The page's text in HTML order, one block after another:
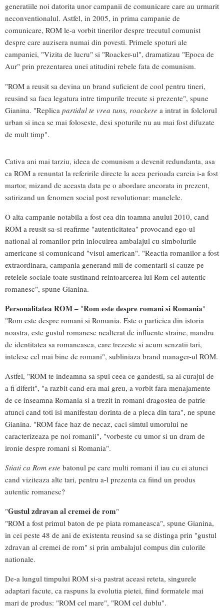
generatiile noi datorita unor campanii de comunicare care au urmarit
neconventionalul. Astfel, in 2005, in prima campanie de
comunicare, ROM le-a vorbit tinerilor despre trecutul comunist
despre care auzisera numai din povesti. Primele spoturi ale
campaniei, "Vizita de lucru" si "Roacker-ul", dramatizau "Epoca de
Aur" prin prezentarea unei atitudini rebele fata de comunism.
"ROM a reusit sa devina un brand suficient de cool pentru tineri,
reusind sa faca legatura intre timpurile trecute si prezente", spune
Gianina. "Replica partidul te vrea tuns, roackere a intrat in folclorul
urban si inca se mai foloseste, desi spoturile nu au mai fost difuzate
de mult timp".
Cativa ani mai tarziu, ideea de comunism a devenit redundanta, asa
ca ROM a renuntat la referirile directe la acea perioada careia i-a fost
martor, mizand de aceasta data pe o abordare ancorata in prezent,
satirizand un fenomen social post revolutionar: manelele.
O alta campanie notabila a fost cea din toamna anului 2010, cand
ROM a reusit sa-si reafirme "autenticitatea" provocand ego-ul
national al romanilor prin inlocuirea ambalajul cu simbolurile
americane si comunicand "visul american". "Reactia romanilor a fost
extraordinara, campania generand mii de comentarii si cauze pe
retelele sociale toate sustinand reintoarcerea lui Rom cel autentic
romanesc", spune Gianina.
Personalitatea ROM – "Rom este despre romani si Romania"
"Rom este despre romani si Romania. Este o particica din istoria
noastra, este gustul romanesc nealterat de influente straine, mandru
de identitatea sa romaneasca, care trezeste si acum senzatii tari,
intelese cel mai bine de romani", subliniaza brand manager-ul ROM.
Astfel, "ROM te indeamna sa spui ceea ce gandesti, sa ai curajul de
a fi diferit", "a razbit cand era mai greu, a vorbit fara menajamente
de ce inseamna Romania si a trezit in romani dragostea de patrie
atunci cand toti isi manifestau dorinta de a pleca din tara", ne spune
Gianina. "ROM face haz de necaz, caci simtul umorului ne
caracterizeaza pe noi romanii", "vorbeste cu umor si un dram de
ironie despre romani si Romania".
Stiati ca Rom este batonul pe care multi romani il iau cu ei atunci
cand viziteaza alte tari, pentru a-l prezenta ca fiind un produs
autentic romanesc?
"Gustul zdravan al cremei de rom"
"ROM a fost primul baton de pe piata romaneasca", spune Gianina,
in cei peste 48 de ani de existenta reusind sa se distinga prin "gustul
zdravan al cremei de rom" si prin ambalajul compus din culorile
nationale.
De-a lungul timpului ROM si-a pastrat aceasi reteta, singurele
adaptari facute, ca raspuns la evolutia pietei, fiind formatele mai
mari de produs: "ROM cel mare", "ROM cel dublu".